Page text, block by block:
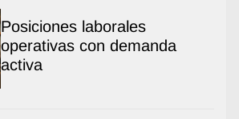
Posiciones laborales
operativas con demanda
activa